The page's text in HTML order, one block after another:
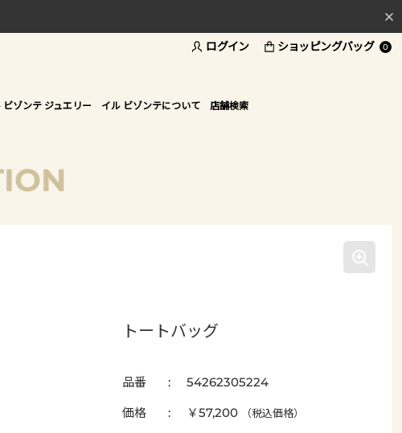
無料
イド
ログイン ショッピングバッグ 0
ビゾンテ ジュエリー イル ビゾンテについて 店舗検索
トートバッグ
品番
54262305224
価格
￥57,200 （税込価格）